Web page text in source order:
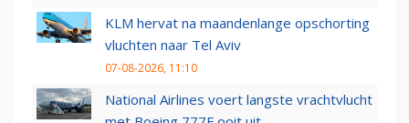
KLM hervat na maandenlange opschorting
vluchten naar Tel Aviv
07-08-2026, 11:10
National Airlines voert langste vrachtvlucht